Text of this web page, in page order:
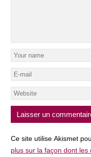
Ce site utilise Akismet
plus sur la façon dont